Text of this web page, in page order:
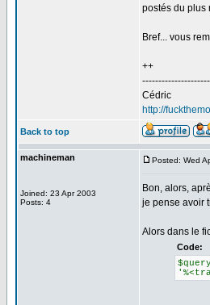
postés du plus
Bref... vous
++
Cédric
http://
Back to top
machineman
Joined: 23 Apr 2003
Posts: 4
Posted: Wed
Bon, alors,
je pense avoir
Alors dans le
Code: